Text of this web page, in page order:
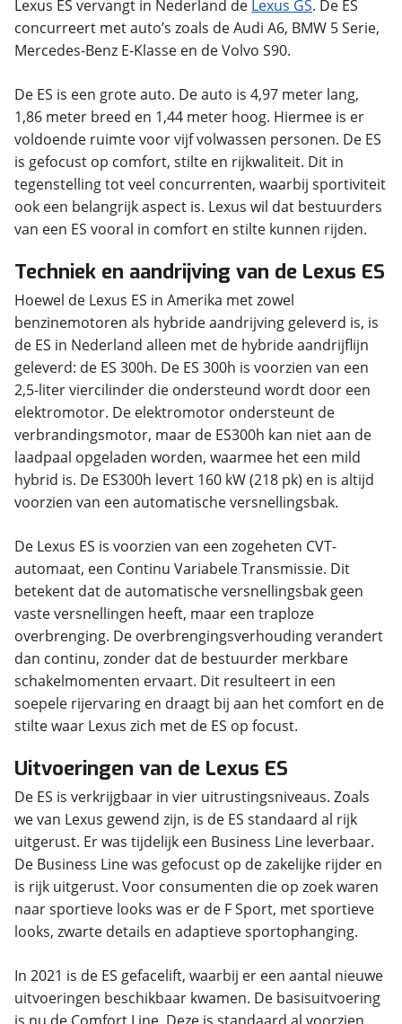
Lexus ES vervangt in Nederland de Lexus GS. De ES
concurreert met auto’s zoals de Audi A6, BMW 5 Serie,
Mercedes-Benz E-Klasse en de Volvo S90.
De ES is een grote auto. De auto is 4,97 meter lang,
1,86 meter breed en 1,44 meter hoog. Hiermee is er
voldoende ruimte voor vijf volwassen personen. De ES
is gefocust op comfort, stilte en rijkwaliteit. Dit in
tegenstelling tot veel concurrenten, waarbij sportiviteit
ook een belangrijk aspect is. Lexus wil dat bestuurders
van een ES vooral in comfort en stilte kunnen rijden.
Techniek en aandrijving van de Lexus ES
Hoewel de Lexus ES in Amerika met zowel
benzinemotoren als hybride aandrijving geleverd is, is
de ES in Nederland alleen met de hybride aandrijflijn
geleverd: de ES 300h. De ES 300h is voorzien van een
2,5-liter viercilinder die ondersteund wordt door een
elektromotor. De elektromotor ondersteunt de
verbrandingsmotor, maar de ES300h kan niet aan de
laadpaal opgeladen worden, waarmee het een mild
hybrid is. De ES300h levert 160 kW (218 pk) en is altijd
voorzien van een automatische versnellingsbak.
De Lexus ES is voorzien van een zogeheten CVT-
automaat, een Continu Variabele Transmissie. Dit
betekent dat de automatische versnellingsbak geen
vaste versnellingen heeft, maar een traploze
overbrenging. De overbrengingsverhouding verandert
dan continu, zonder dat de bestuurder merkbare
schakelmomenten ervaart. Dit resulteert in een
soepele rijervaring en draagt bij aan het comfort en de
stilte waar Lexus zich met de ES op focust.
Uitvoeringen van de Lexus ES
De ES is verkrijgbaar in vier uitrustingsniveaus. Zoals
we van Lexus gewend zijn, is de ES standaard al rijk
uitgerust. Er was tijdelijk een Business Line leverbaar.
De Business Line was gefocust op de zakelijke rijder en
is rijk uitgerust. Voor consumenten die op zoek waren
naar sportieve looks was er de F Sport, met sportieve
looks, zwarte details en adaptieve sportophanging.
In 2021 is de ES gefacelift, waarbij er een aantal nieuwe
uitvoeringen beschikbaar kwamen. De basisuitvoering